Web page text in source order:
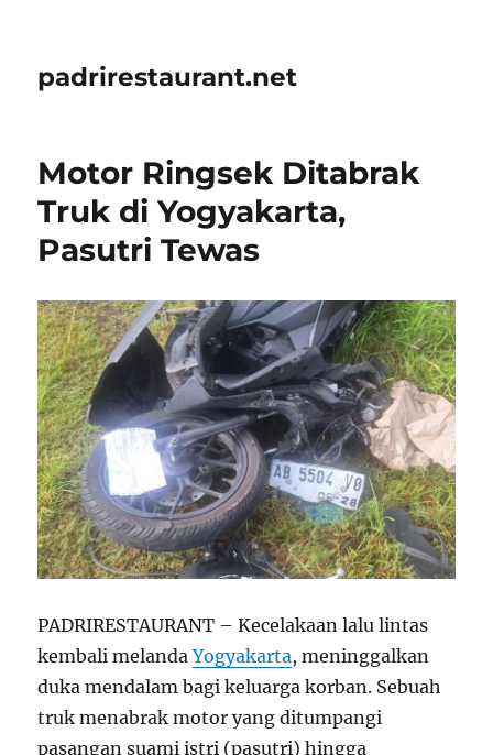
padrirestaurant.net
Motor Ringsek Ditabrak
Truk di Yogyakarta,
Pasutri Tewas
PADRIRESTAURANT – Kecelakaan lalu lintas
kembali melandaYogyakarta, meninggalkan
duka mendalam bagi keluarga korban. Sebuah
truk menabrak motor yang ditumpangi
pasangan suami istri (pasutri) hingga